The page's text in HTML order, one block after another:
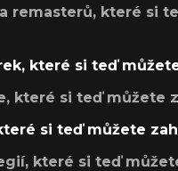
remasterů, které si
které si teď
které si teď můžete
si teď můžete
které si teď